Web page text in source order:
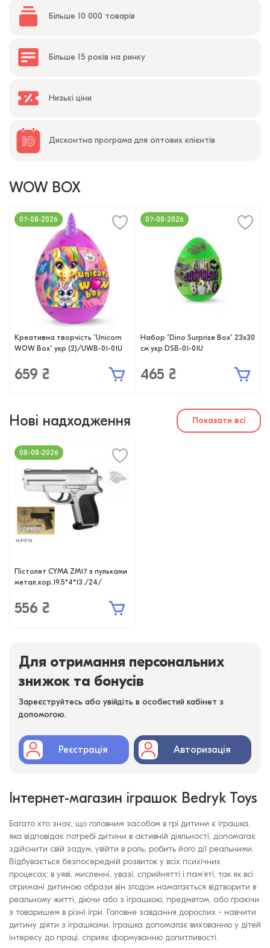
Більше 10 000 товарів
Більше 15 років на ринку
Низькі ціни
Дисконтна програма для оптових клієнтів
WOW BOX
Креативна творчість "Unicorn
WOW Box" укр (2)/UWB-01-01U
659 ₴
07-08-2026
Набор "Dino Surprise Box" 23x30
см укр DSB-01-01U
465 ₴
07-08-2026
Нові надходження Показати всі
Пістолет CYMA ZM17 з пульками
метал.кор.19.5*4*13 /24/
556 ₴
08-08-2026
Для отримання персональних
знижок та бонусів
Зареєструйтесь або увійдіть в особистий кабінет з
допомогою.
Реєстрація Авторизація
Інтернет-магазин іграшок Bedryk Toys
Багато хто знає, що головним засобом в грі дитини є іграшка,
яка відповідає потребі дитини в активній діяльності, допомагає
здійснити свій задум, увійти в роль, робить його дії реальними.
Відбувається безпосередній розвиток у всіх психічних
процесах: в уяві, мисленні, увазі, сприйнятті і пам'яті, так як всі
отримані дитиною образи він згодом намагається відтворити в
реальному житті, діючи або з іграшкою, предметом, або граючи
з товаришем в різні ігри. Головне завдання дорослих - навчити
дитину діяти з іграшками. Іграшка допомагає вихованню у дітей
інтересу до праці, сприяє формуванню допитливості.